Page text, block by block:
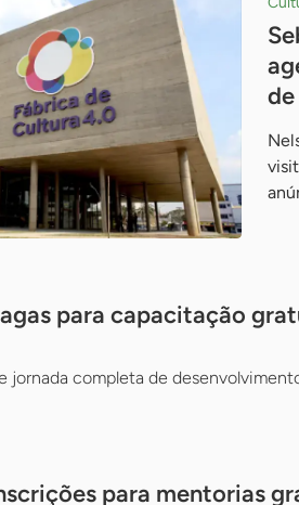
para capacitação
completa de
para mentorias